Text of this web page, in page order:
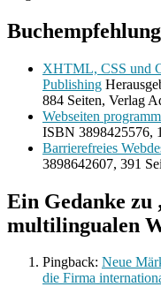
XHTML, CSS und
Publishing
884 Seiten, Verlag
Webseiten
ISBN 3898425576,
Barrierefreies
3898642607, 391
Ein Gedanke zu
multilingualen
Pingback: Neue
die Firma